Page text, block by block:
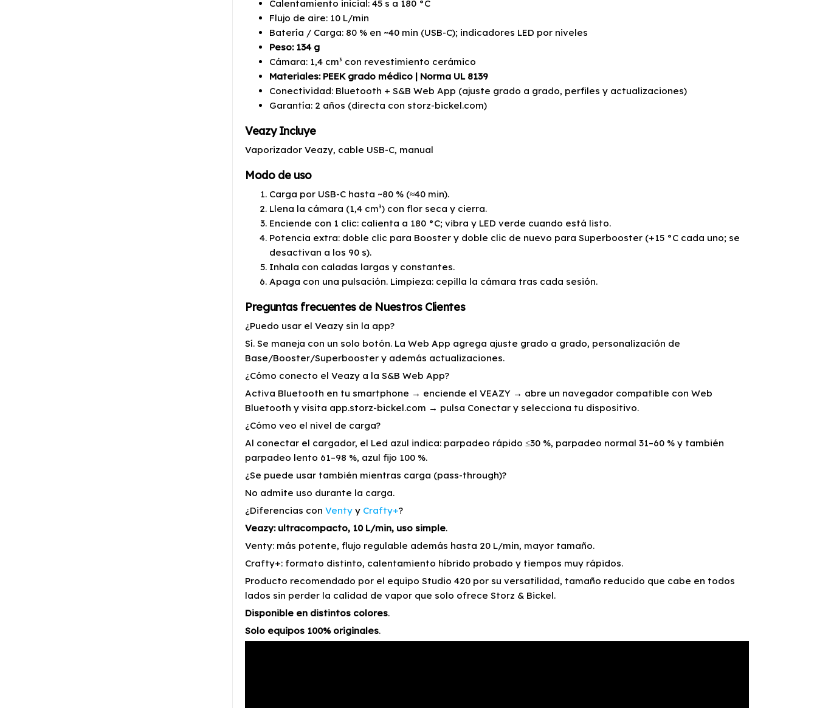
Calentamiento inicial: 45 s a 180 °C
Flujo de aire: 10 L/min
Batería / Carga: 80 % en ~40 min (USB-C); indicadores LED por niveles
Peso: 134 g
Cámara: 1,4 cm³ con revestimiento cerámico
Materiales: PEEK grado médico | Norma UL 8139
Conectividad: Bluetooth + S&B Web App (ajuste grado a grado, perfiles y actualizaciones)
Garantía: 2 años (directa con storz-bickel.com)
Veazy Incluye
Vaporizador Veazy, cable USB-C, manual
Modo de uso
Carga por USB-C hasta ~80 % (≈40 min).
Llena la cámara (1,4 cm³) con flor seca y cierra.
Enciende con 1 clic: calienta a 180 °C; vibra y LED verde cuando está listo.
Potencia extra: doble clic para Booster y doble clic de nuevo para Superbooster (+15 °C cada uno; se
desactivan a los 90 s).
Inhala con caladas largas y constantes.
Apaga con una pulsación. Limpieza: cepilla la cámara tras cada sesión.
Preguntas frecuentes de Nuestros Clientes
¿Puedo usar el Veazy sin la app?
Sí. Se maneja con un solo botón. La Web App agrega ajuste grado a grado, personalización de
Base/Booster/Superbooster y además actualizaciones.
¿Cómo conecto el Veazy a la S&B Web App?
Activa Bluetooth en tu smartphone → enciende el VEAZY → abre un navegador compatible con Web
Bluetooth y visita app.storz-bickel.com → pulsa Conectar y selecciona tu dispositivo.
¿Cómo veo el nivel de carga?
Al conectar el cargador, el Led azul indica: parpadeo rápido ≤30 %, parpadeo normal 31–60 % y también
parpadeo lento 61–98 %, azul fijo 100 %.
¿Se puede usar también mientras carga (pass-through)?
No admite uso durante la carga.
¿Diferencias con Venty y Crafty+?
Veazy: ultracompacto, 10 L/min, uso simple.
Venty: más potente, flujo regulable además hasta 20 L/min, mayor tamaño.
Crafty+: formato distinto, calentamiento híbrido probado y tiempos muy rápidos.
Producto recomendado por el equipo Studio 420 por su versatilidad, tamaño reducido que cabe en todos
lados sin perder la calidad de vapor que solo ofrece Storz & Bickel.
Disponible en distintos colores.
Solo equipos 100% originales.